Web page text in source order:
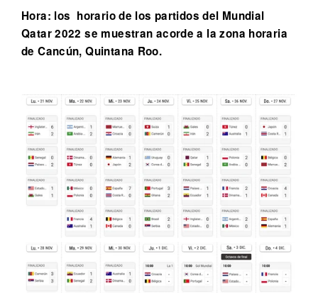
Hora: los horario de los partidos del Mundial
Qatar 2022 se muestran acorde a la zona horaria
de Cancún, Quintana Roo.